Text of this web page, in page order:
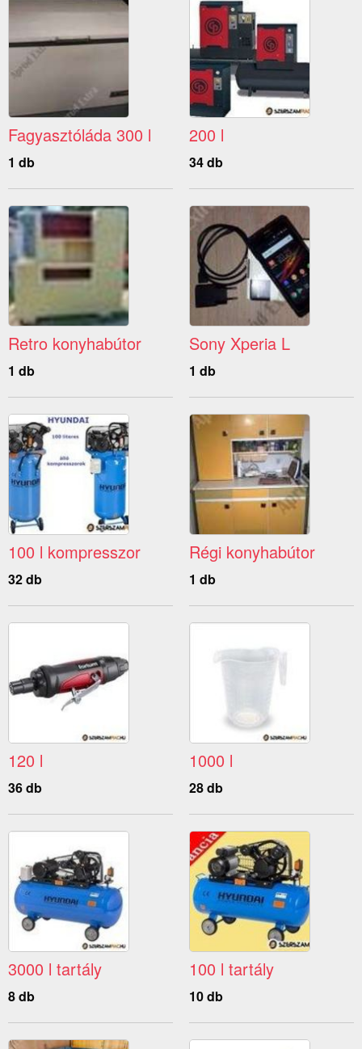
Fagyasztóláda 300 l
1 db
200 l
34 db
Retro konyhabútor
1 db
Sony Xperia L
1 db
100 l kompresszor
32 db
Régi konyhabútor
1 db
120 l
36 db
1000 l
28 db
3000 l tartály
8 db
100 l tartály
10 db